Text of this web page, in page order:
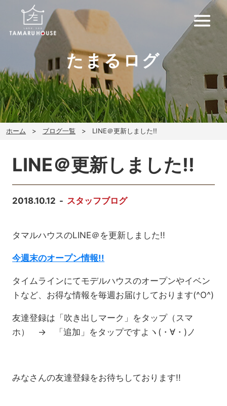
たまるログ
ホーム ブログ一覧 LINE＠更新しました!!
LINE＠更新しました!!
2018.10.12 スタッフブログ
タマルハウスのLINE＠を更新しました!!
今週末のオープン情報!!
タイムラインにてモデルハウスのオープンやイベン
トなど、お得な情報を毎週お届けしております(^O^)
友達登録は「吹き出しマーク」をタップ（スマ
ホ） → 「追加」をタップですよヽ(・∀・)ノ
みなさんの友達登録をお待ちしております!!